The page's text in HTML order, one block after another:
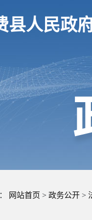
县人民政
网站首页 > 政务公开 >